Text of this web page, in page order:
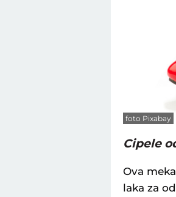
foto Pixabay
Cipele
Ova
laka za